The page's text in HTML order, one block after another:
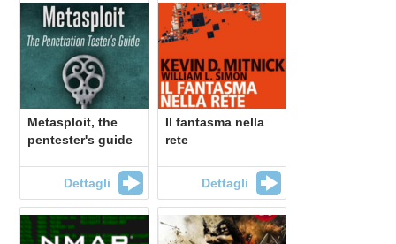
Metasploit, the
pentester's guide
Dettagli
Il fantasma nella
rete
Dettagli